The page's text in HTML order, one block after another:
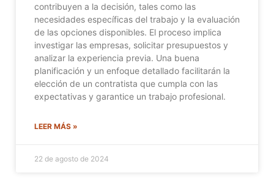
contribuyen a la decisión, tales como las
necesidades específicas del trabajo y la evaluación
de las opciones disponibles. El proceso implica
investigar las empresas, solicitar presupuestos y
analizar la experiencia previa. Una buena
planificación y un enfoque detallado facilitarán la
elección de un contratista que cumpla con las
expectativas y garantice un trabajo profesional.
LEER MÁS »
22 de agosto de 2024